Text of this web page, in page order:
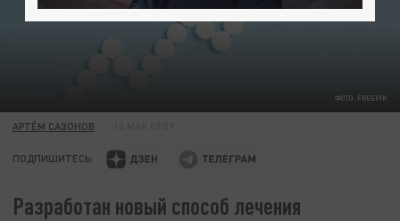
ФОТО: FREEPIK
АРТЁМ САЗОНОВ
ПОДПИШИТЕСЬ:
Разработан новый способ лечения